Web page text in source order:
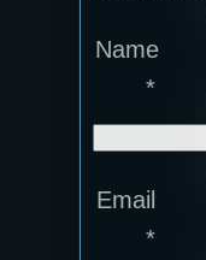
Name
*
Email
*